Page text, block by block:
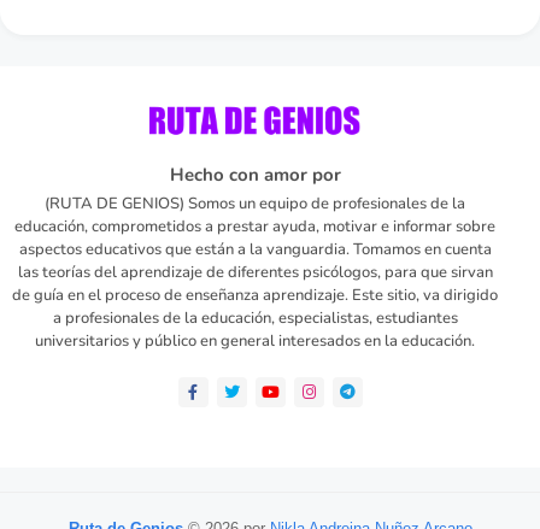
Hecho con amor por
(RUTA DE GENIOS) Somos un equipo de profesionales de la
educación, comprometidos a prestar ayuda, motivar e informar sobre
aspectos educativos que están a la vanguardia. Tomamos en cuenta
las teorías del aprendizaje de diferentes psicólogos, para que sirvan
de guía en el proceso de enseñanza aprendizaje. Este sitio, va dirigido
a profesionales de la educación, especialistas, estudiantes
universitarios y público en general interesados en la educación.